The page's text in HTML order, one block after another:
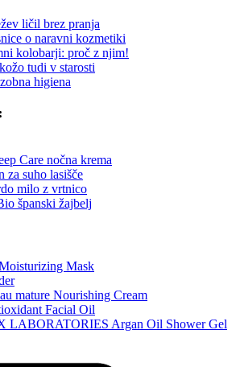
ličil brez pranja
o naravni kozmetiki
kolobarji: proč z njim!
tudi v starosti
higiena
Care nočna krema
za suho lasišče
milo z vrtnico
španski žajbelj
Mask
mature Nourishing Cream
Facial Oil
LABORATORIES Argan Oil Shower Gel